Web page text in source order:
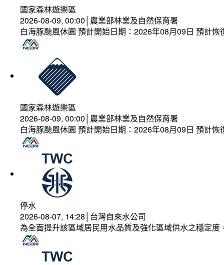
國家森林遊樂區
2026-08-09, 00:00│農業部林業及自然保育署
白海豚颱風休園 預計開始日期：2026年08月09日 預計
國家森林遊樂區
2026-08-09, 00:00│農業部林業及自然保育署
白海豚颱風休園 預計開始日期：2026年08月09日 預計
停水
2026-08-07, 14:28│台灣自來水公司
為全面提升該區域居民用水品質及強化區域供水之穩定